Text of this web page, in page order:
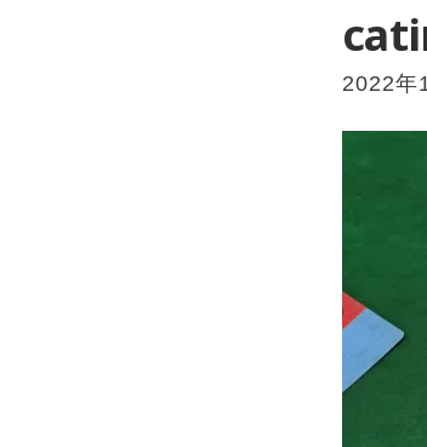
2022年